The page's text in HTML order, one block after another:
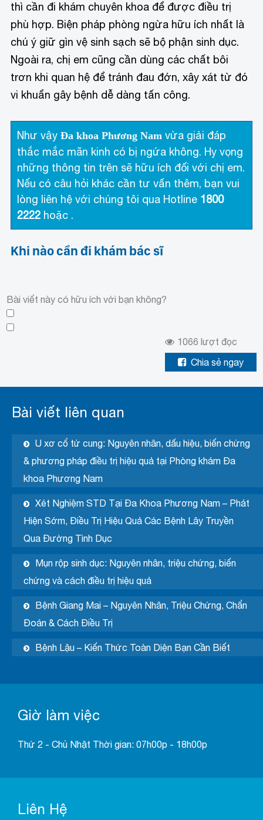
thì cần đi khám chuyên khoa để được điều trị
phù hợp. Biện pháp phòng ngừa hữu ích nhất là
chú ý giữ gìn vệ sinh sạch sẽ bộ phận sinh dục.
Ngoài ra, chị em cũng cần dùng các chất bôi
trơn khi quan hệ để tránh đau đớn, xây xát từ đó
vi khuẩn gây bệnh dễ dàng tấn công.
Như vậyĐa khoa Phương Nam vừa giải đáp
thắc mắc mãn kinh có bị ngứa không. Hy vọng
những thông tin trên sẽ hữu ích đối với chị em.
Nếu có câu hỏi khác cần tư vấn thêm, bạn vui
lòng liên hệ với chúng tôi qua Hotline 1800
2222 hoặc .
Khi nào cần đi khám bác sĩ
Bài viết này có hữu ích với bạn không?
1066 lượt đọc
Chia sẻ ngay
Bài viết liên quan
U xơ cổ tử cung: Nguyên nhân, dấu hiệu, biến chứng
& phương pháp điều trị hiệu quả tại Phòng khám Đa
khoa Phương Nam
Xét Nghiệm STD Tại Đa Khoa Phương Nam – Phát
Hiện Sớm, Điều Trị Hiệu Quả Các Bệnh Lây Truyền
Qua Đường Tình Dục
Mụn rộp sinh dục: Nguyên nhân, triệu chứng, biến
chứng và cách điều trị hiệu quả
Bệnh Giang Mai – Nguyên Nhân, Triệu Chứng, Chẩn
Đoán & Cách Điều Trị
Bệnh Lậu – Kiến Thức Toàn Diện Bạn Cần Biết
Giờ làm việc
Thứ 2 - Chủ Nhật Thời gian: 07h00p - 18h00p
Liên Hệ